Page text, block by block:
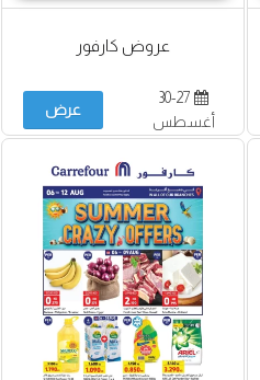
عروض كارفور
30-27
أغسطس
عرض